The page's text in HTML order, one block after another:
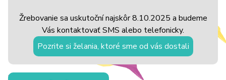
Žrebovanie sa uskutoční najskôr 8.10.2025 a budeme
Vás kontaktovať SMS alebo telefonicky.
Pozrite si želania, ktoré sme od vás dostali